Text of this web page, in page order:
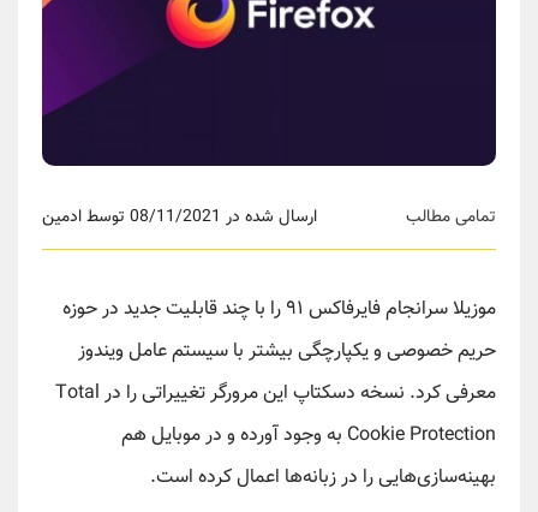
ارسال شده در 08/11/2021 توسط ادمین تمامی مطالب
موزیلا سرانجام فایرفاکس ۹۱ را با چند قابلیت جدید در حوزه
حریم خصوصی و یکپارچگی بیشتر با سیستم عامل ویندوز
معرفی کرد. نسخه دسکتاپ این مرورگر تغییراتی را در Total
Cookie Protection به وجود آورده و در موبایل هم
بهینه‌سازی‌هایی را در زبانه‌ها اعمال کرده است.